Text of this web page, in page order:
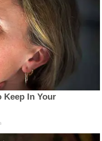
Keep In Your